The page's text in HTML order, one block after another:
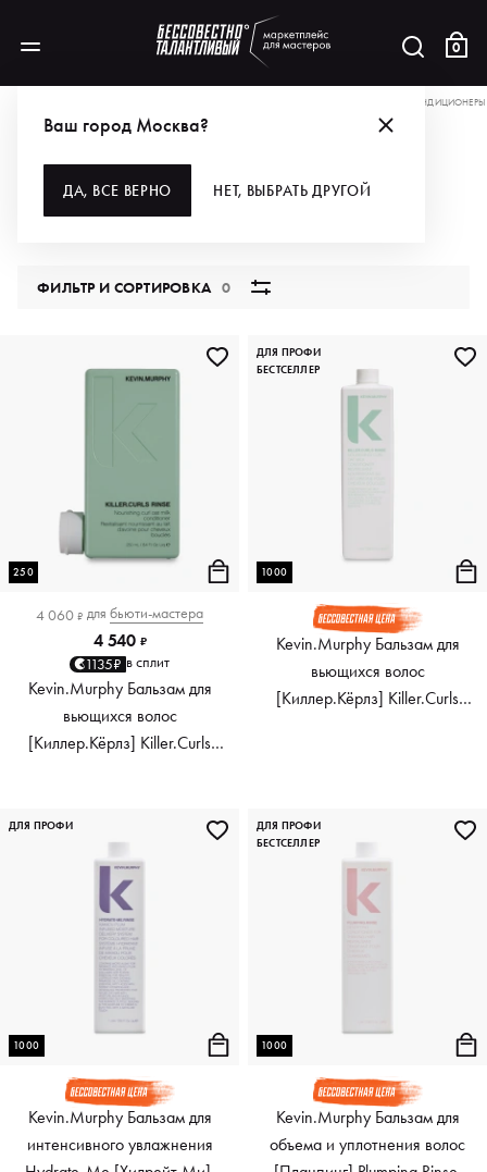
0
Ваш город Москва?
ДА, ВСЕ ВЕРНО НЕТ, ВЫБРАТЬ ДРУГОЙ
КОНДИЦИОНЕРЫ
КОНДИЦИОНЕРЫ
ФИЛЬТР И СОРТИРОВКА0
250
4 060 ₽ для бьюти-мастера
4 540 ₽
1135₽ в сплит
Kevin.Murphy Бальзам для
вьющихся волос
[Киллер.Кёрлз] Killer.Curls
1000
Kevin.Murphy Бальзам для
вьющихся волос
[Киллер.Кёрлз] Killer.Curls
ДЛЯ ПРОФИ
БЕСТСЕЛЛЕР
1000
Kevin.Murphy Бальзам для
интенсивного увлажнения
ДЛЯ ПРОФИ
1000
Kevin.Murphy Бальзам для
объема и уплотнения волос
ДЛЯ ПРОФИ
БЕСТСЕЛЛЕР